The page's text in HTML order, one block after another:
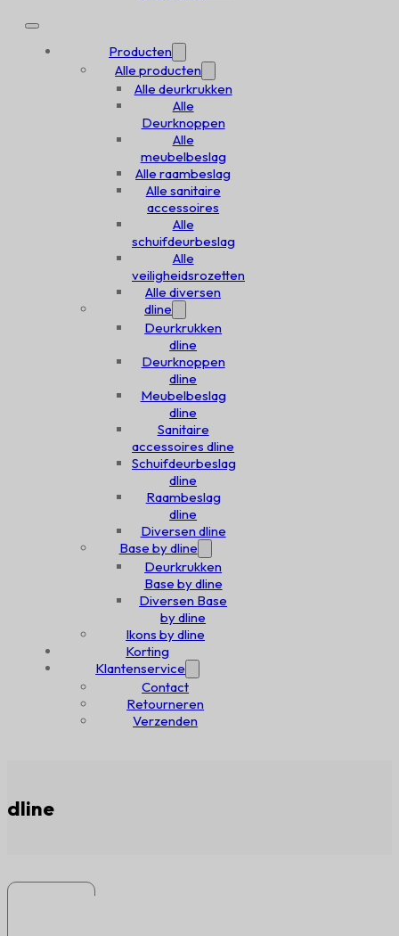
Producten
Alle producten
Alle deurkrukken
Alle
Deurknoppen
Alle
meubelbeslag
Alle raambeslag
Alle sanitaire
accessoires
Alle
schuifdeurbeslag
Alle
veiligheidsrozetten
Alle diversen
dline
Deurkrukken
dline
Deurknoppen
dline
Meubelbeslag
dline
Sanitaire
accessoires dline
Schuifdeurbeslag
dline
Raambeslag
dline
Diversen dline
Base by dline
Deurkrukken
Base by dline
Diversen Base
by dline
Ikons by dline
Korting
Klantenservice
Contact
Retourneren
Verzenden
dline